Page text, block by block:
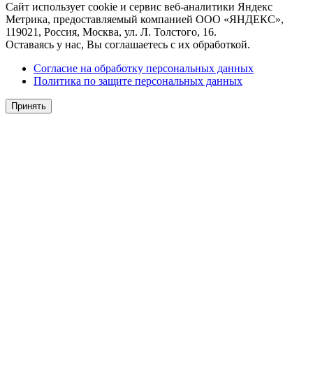
Сайт использует cookie и сервис веб-аналитики Яндекс
Метрика, предоставляемый компанией ООО «ЯНДЕКС»,
119021, Россия, Москва, ул. Л. Толстого, 16.
Оставаясь у нас, Вы соглашаетесь с их обработкой.
Согласие на обработку персональных данных
Политика по защите персональных данных
Принять